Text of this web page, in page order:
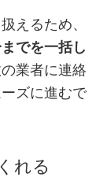
えるため、
でを一括し
業者に連絡
ズに進むで
れる